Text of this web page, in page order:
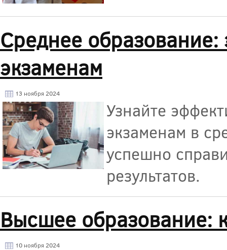
Среднее образование:
экзаменам
13 ноября 2024
Узнайте
экзаменам в
успешно
результатов.
Высшее образование:
10 ноября 2024